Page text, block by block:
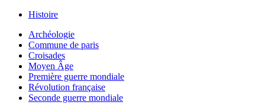
Histoire
Archéologie
Commune de paris
Croisades
Moyen Âge
Première guerre mondiale
Révolution française
Seconde guerre mondiale